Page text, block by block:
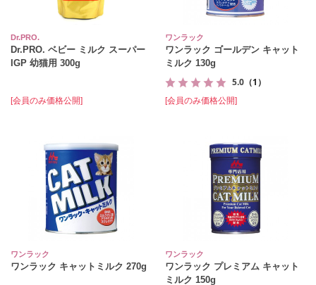
Dr.PRO.
Dr.PRO. ベビー ミルク スーパー
IGP 幼猫用 300g
[会員のみ価格公開]
ワンラック
ワンラック ゴールデン キャット
ミルク 130g
5.0 （1）
[会員のみ価格公開]
ワンラック
ワンラック キャットミルク 270g
ワンラック
ワンラック プレミアム キャット
ミルク 150g